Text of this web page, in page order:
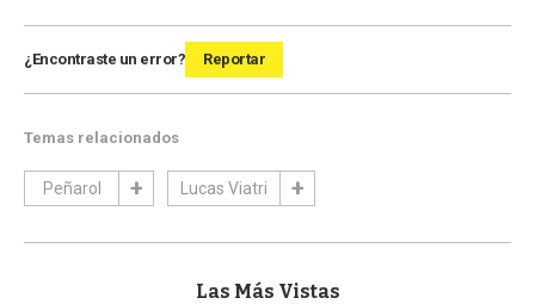
¿Encontraste un error? Reportar
Temas relacionados
Peñarol Lucas Viatri
Las Más Vistas